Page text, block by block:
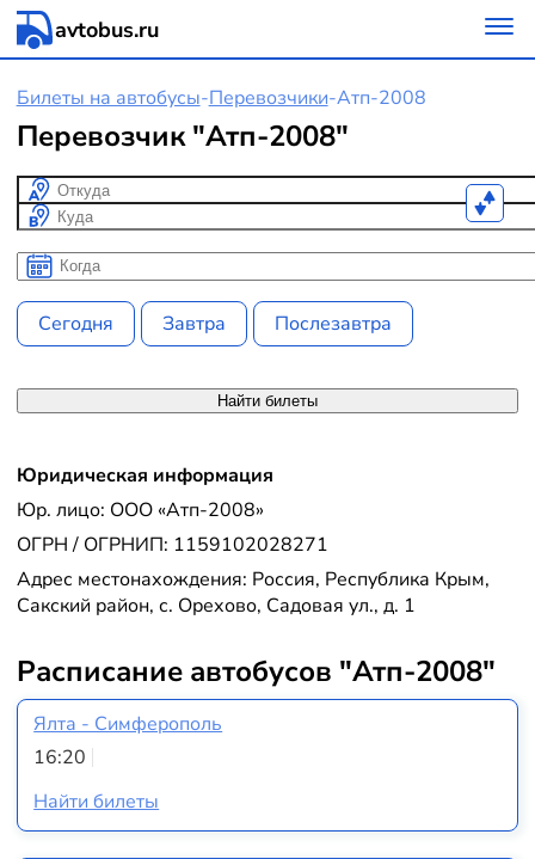
avtobus.ru
Билеты на автобусы-Перевозчики-Атп-2008
Перевозчик "Атп-2008"
Откуда
Куда
Когда
Когда
Сегодня Завтра Послезавтра
Найти билеты
Юридическая информация
Юр. лицо: ООО «Атп-2008»
ОГРН / ОГРНИП: 1159102028271
Адрес местонахождения: Россия, Республика Крым,
Сакский район, с. Орехово, Садовая ул., д. 1
Расписание автобусов "Атп-2008"
Ялта - Симферополь
16:20
Найти билеты